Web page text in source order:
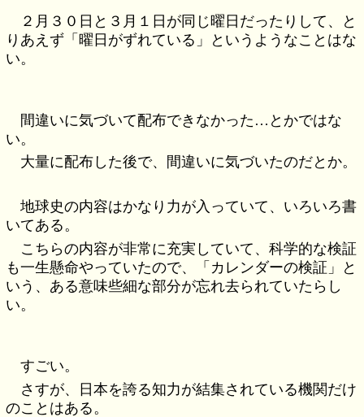
２月３０日と３月１日が同じ曜日だったりして、と
りあえず「曜日がずれている」というようなことはな
い。
間違いに気づいて配布できなかった…とかではな
い。
大量に配布した後で、間違いに気づいたのだとか。
地球史の内容はかなり力が入っていて、いろいろ書
いてある。
こちらの内容が非常に充実していて、科学的な検証
も一生懸命やっていたので、「カレンダーの検証」と
いう、ある意味些細な部分が忘れ去られていたらし
い。
すごい。
さすが、日本を誇る知力が結集されている機関だけ
のことはある。